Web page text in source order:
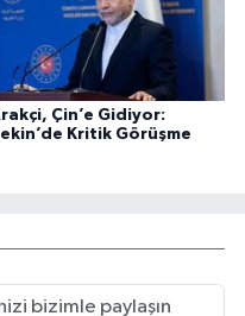
Çin’e Gidiyor:
Kritik Görüşme